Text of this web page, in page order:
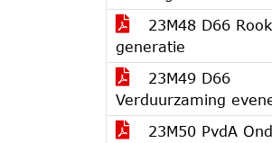
23M48 D66
generatie
23M49 D66
Verduurzaming
23M50 PvdA